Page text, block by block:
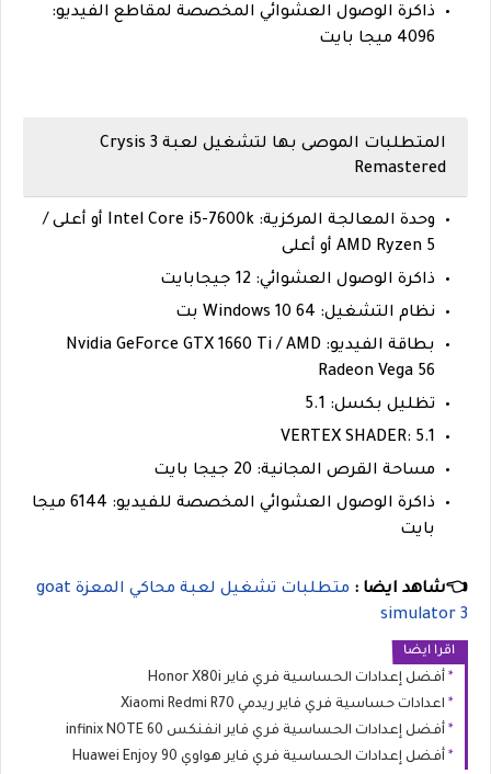
ذاكرة الوصول العشوائي المخصصة لمقاطع الفيديو:
4096 ميجا بايت
المتطلبات الموصى بها لتشغيل لعبة Crysis 3
Remastered
وحدة المعالجة المركزية: Intel Core i5-7600k أو أعلى /
AMD Ryzen 5 أو أعلى
ذاكرة الوصول العشوائي: 12 جيجابايت
نظام التشغيل: Windows 10 64 بت
بطاقة الفيديو: Nvidia GeForce GTX 1660 Ti / AMD
Radeon Vega 56
تظليل بكسل: 5.1
VERTEX SHADER: 5.1
مساحة القرص المجانية: 20 جيجا بايت
ذاكرة الوصول العشوائي المخصصة للفيديو: 6144 ميجا
بايت
👈شاهد ايضا :
متطلبات تشغيل لعبة محاكي المعزة goat
simulator 3
اقرا ايضا
أفضل إعدادات الحساسية فري فاير Honor X80i
اعدادات حساسية فري فاير ريدمي Xiaomi Redmi R70
أفضل إعدادات الحساسية فري فاير انفنكس infinix NOTE 60
أفضل إعدادات الحساسية فري فاير هواوي Huawei Enjoy 90